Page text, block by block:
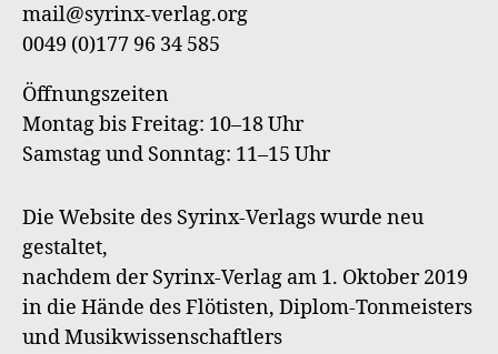
mail@syrinx-verlag.org
0049 (0)177 96 34 585
Öffnungszeiten
Montag bis Freitag: 10–18 Uhr
Samstag und Sonntag: 11–15 Uhr
Die Website des Syrinx-Verlags wurde neu
gestaltet,
nachdem der Syrinx-Verlag am 1. Oktober 2019
in die Hände des Flötisten, Diplom-Tonmeisters
und Musikwissenschaftlers